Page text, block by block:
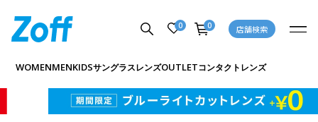
0 0 店舗検索
WOMENMENKIDSサングラスレンズOUTLETコンタクトレンズ
商品詳細ページへ